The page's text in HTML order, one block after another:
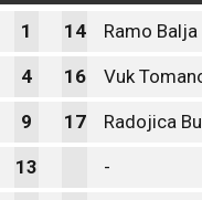
1 14 Ramo Balja
4 16 Vuk
9 17 Radojica
13 -